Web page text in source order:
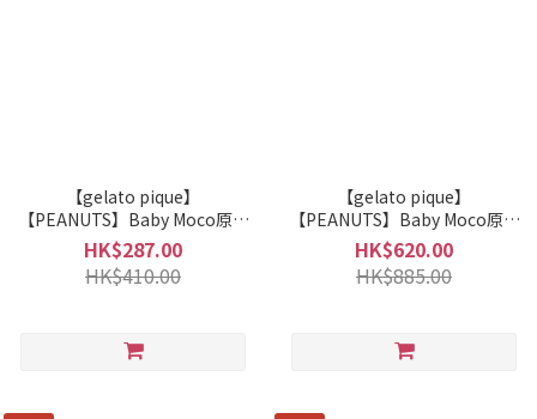
【gelato pique】
【PEANUTS】Baby Moco原創
SNOOPY圖案枕頭套
PSGG255844
HK$287.00
HK$410.00
【gelato pique】
【PEANUTS】Baby Moco原創
SNOOPY圖案多功能毯
PSGG255843
HK$620.00
HK$885.00